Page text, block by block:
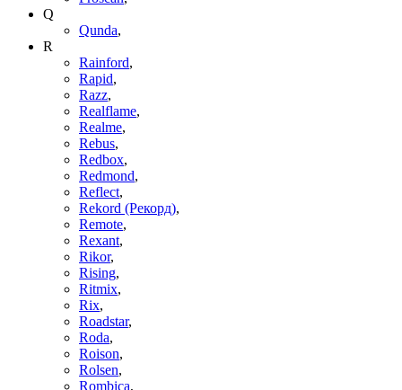
Q
Qunda,
R
Rainford,
Rapid,
Razz,
Realflame,
Realme,
Rebus,
Redbox,
Redmond,
Reflect,
Rekord (Рекорд),
Remote,
Rexant,
Rikor,
Rising,
Ritmix,
Rix,
Roadstar,
Roda,
Roison,
Rolsen,
Rombica,